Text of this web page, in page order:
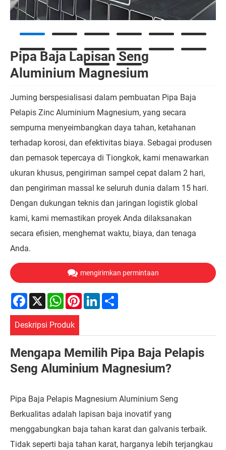
Pipa Baja Lapisan Seng
Aluminium Magnesium
Juming berspesialisasi dalam pembuatan Pipa Baja
Pelapis Zinc Aluminium Magnesium, yang secara
sempurna menyeimbangkan daya tahan, ketahanan
terhadap korosi, dan efektivitas biaya. Sebagai produsen
dan pemasok tepercaya di Tiongkok, kami menawarkan
ukuran khusus, pengiriman sampel cepat dalam 2 hari,
dan pengiriman massal ke seluruh dunia dalam 15 hari.
Dengan dukungan teknis dan jaringan logistik global
kami, kami memastikan proyek Anda dilaksanakan
secara efisien, menghemat waktu, biaya, dan tenaga
Anda.
mengirimkan permintaan
Facebook
X WhatsApp
PinterestLinkedIn
Deskripsi Produk
Mengapa Memilih Pipa Baja Pelapis
Seng Aluminium Magnesium?
Pipa Baja Pelapis Magnesium Aluminium Seng
Berkualitas adalah lapisan baja inovatif yang
menggabungkan baja tahan karat dan galvanis terbaik.
Tidak seperti baja tahan karat, harganya lebih terjangkau